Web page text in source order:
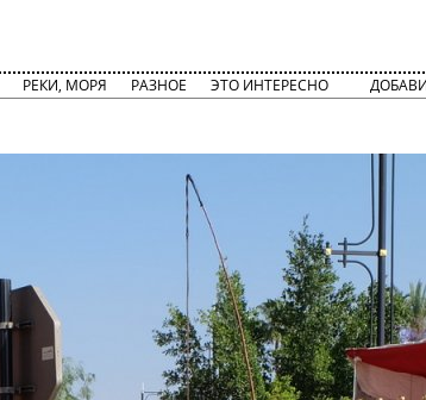
РЕКИ, МОРЯ РАЗНОЕ ЭТО ИНТЕРЕСНО